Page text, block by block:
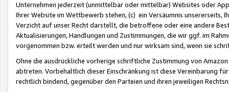
Unternehmen jederzeit (unmittelbar oder mittelbar) Websites oder
Ihrer Website im Wettbewerb stehen, (c) ein Versäumnis unsererseits,
Verzicht auf unser Recht darstellt, die betroffene oder eine andere
Aktualisierungen, Handlungen und Zustimmungen, die wir ggf. im
vorgenommen bzw. erteilt werden und nur wirksam sind, wenn sie
Ohne die ausdrückliche vorherige schriftliche Zustimmung von
abtreten. Vorbehaltlich dieser Einschränkung ist diese Vereinbarung
rechtlich bindend, gegenüber den Parteien und ihren jeweiligen